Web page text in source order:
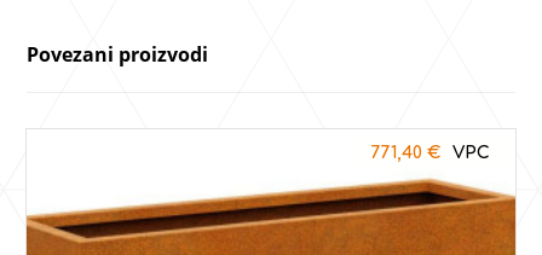
Povezani proizvodi
771,40 €